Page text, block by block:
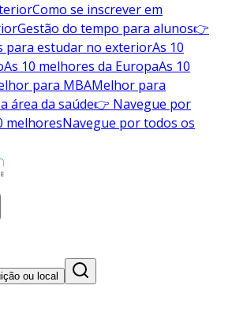
Como se inscrever em
Gestão do tempo para alunos👉
para estudar no exteriorAs 10
As 10 melhores da EuropaAs 10
para MBAMelhor para
área da saúde👉 Navegue por
melhoresNavegue por todos os
ou local